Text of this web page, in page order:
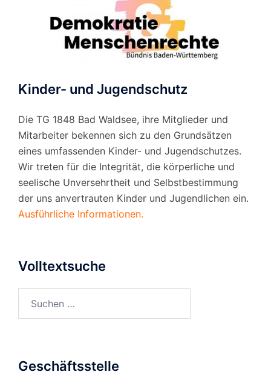
Kinder- und Jugendschutz
Die TG 1848 Bad Waldsee, ihre Mitglieder und
Mitarbeiter bekennen sich zu den Grundsätzen
eines umfassenden Kinder- und Jugendschutzes.
Wir treten für die Integrität, die körperliche und
seelische Unversehrtheit und Selbstbestimmung
der uns anvertrauten Kinder und Jugendlichen ein.
Ausführliche Informationen.
Volltextsuche
nach:
Geschäftsstelle